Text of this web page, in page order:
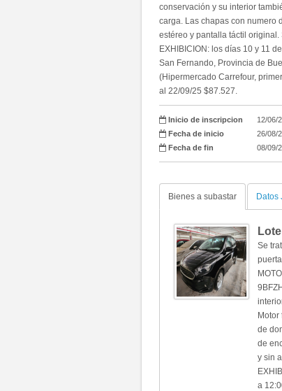
conservación y su interior
carga. Las chapas con numero
estéreo y pantalla táctil
EXHIBICION: los días 10 y 11
San Fernando, Provincia de
(Hipermercado Carrefour,
al 22/09/25 $87.527.
Inicio de inscripcion
12/06/
Fecha de inicio
26/08/
Fecha de fin
08/09/
Bienes a subastar Datos
Se
de
de
y sin
a